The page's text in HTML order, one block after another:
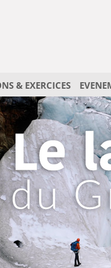
& EXERCICES